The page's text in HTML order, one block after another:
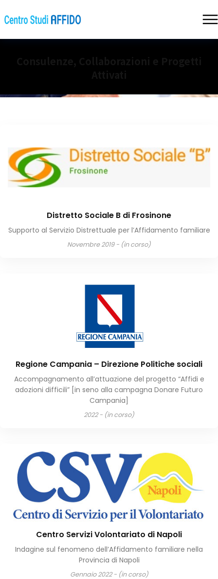
Distretto Sociale B di Frosinone
Supporto al Servizio Distrettuale per l’Affidamento familiare
Novembre 2019 - (in corso)
Regione Campania – Direzione Politiche sociali
Accompagnamento all’attuazione del progetto “Affidi e
adozioni difficili” [in seno alla campagna Donare Futuro
Campania]
2022 - (in corso)
Centro Servizi Volontariato di Napoli
Indagine sul fenomeno dell’Affidamento familiare nella
Provincia di Napoli
Gennaio 2022 - (in corso)